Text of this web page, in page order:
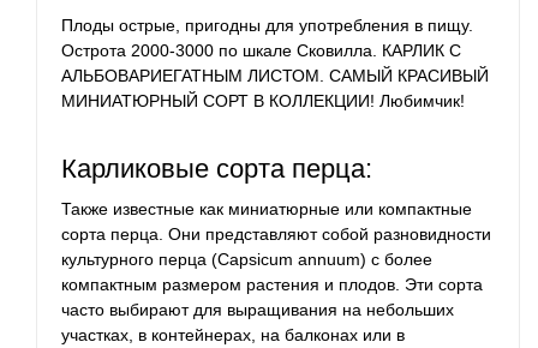
Плоды острые, пригодны для употребления в пищу.
Острота 2000-3000 по шкале Сковилла. КАРЛИК С
АЛЬБОВАРИЕГАТНЫМ ЛИСТОМ. САМЫЙ КРАСИВЫЙ
МИНИАТЮРНЫЙ СОРТ В КОЛЛЕКЦИИ! Любимчик!
Карликовые сорта перца:
Также известные как миниатюрные или компактные
сорта перца. Они представляют собой разновидности
культурного перца (Capsicum annuum) с более
компактным размером растения и плодов. Эти сорта
часто выбирают для выращивания на небольших
участках, в контейнерах, на балконах или в